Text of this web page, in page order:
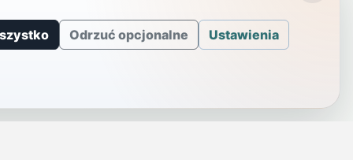
Odrzuć opcjonalne Ustawienia